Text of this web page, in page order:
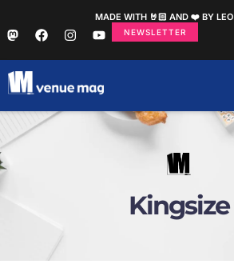
MADE WITH 🤘🏻 AND ❤️ BY
NEWSLETTER
Kingsize